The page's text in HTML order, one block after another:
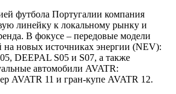
футбола Португалии компания
линейку к локальному рынку и
В фокусе – передовые модели
на новых источниках энергии (NEV):
DEEPAL S05 и S07, а также
автомобили AVATR:
AVATR 11 и гран-купе AVATR 12.